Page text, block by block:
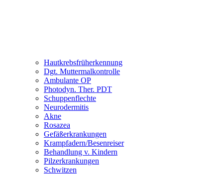
Hautkrebsfrüherkennung
Dgt. Muttermalkontrolle
Ambulante OP
Photodyn. Ther. PDT
Schuppenflechte
Neurodermitis
Akne
Rosazea
Gefäßerkrankungen
Krampfadern/Besenreiser
Behandlung v. Kindern
Pilzerkrankungen
Schwitzen